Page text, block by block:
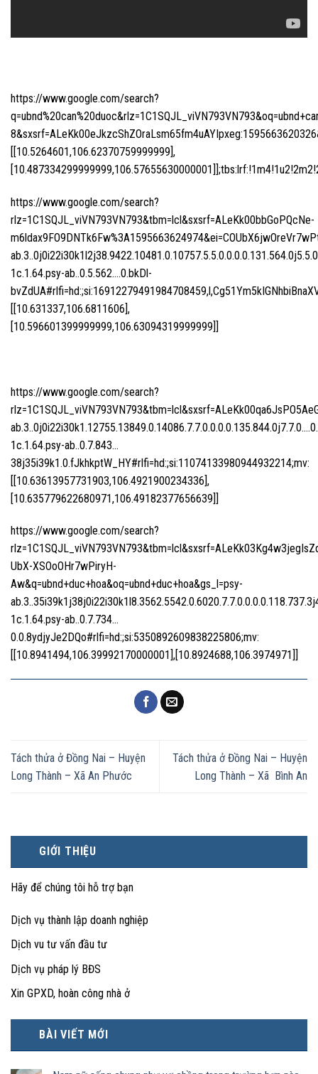
GIỚI THIỆU
Hãy để chúng tôi hỗ trợ bạn
Dịch vụ thành lập doanh nghiệp
Dịch vu tư vấn đầu tư
Dịch vụ pháp lý BĐS
Xin GPXD, hoàn công nhà ở
BÀI VIẾT MỚI
https://www.google.com/search?
[[10.5264601,106.62370759999999],
https://www.google.com/search?
rlz=1C1SQJL_viVN793VN793&tbm=lcl&sxsrf=ALeKk00bbGoPQcNe-
1c.1.64.psy-ab..0.5.562….0.bkDl-
[[10.631337,106.6811606],
[10.596601399999999,106.63094319999999]]
https://www.google.com/search?
1c.1.64.psy-ab..0.7.843…
38j35i39k1.0.fJkhkptW_HY#rlfi=hd:;si:11074133980944932214;mv:
[[10.63613957731903,106.4921900234336],
[10.635779622680971,106.49182377656639]]
https://www.google.com/search?
UbX-XSOoOHr7wPiryH-
Aw&q=ubnd+duc+hoa&oq=ubnd+duc+hoa&gs_l=psy-
1c.1.64.psy-ab..0.7.734…
0.0.8ydjyJe2DQo#rlfi=hd:;si:5350892609838225806;mv:
[[10.8941494,106.39992170000001],[10.8924688,106.3974971]]
Tách thửa ở Đồng Nai – Huyện
Long Thành – Xã An Phước
Tách thửa ở Đồng Nai – Huyện
Long Thành – Xã Bình An